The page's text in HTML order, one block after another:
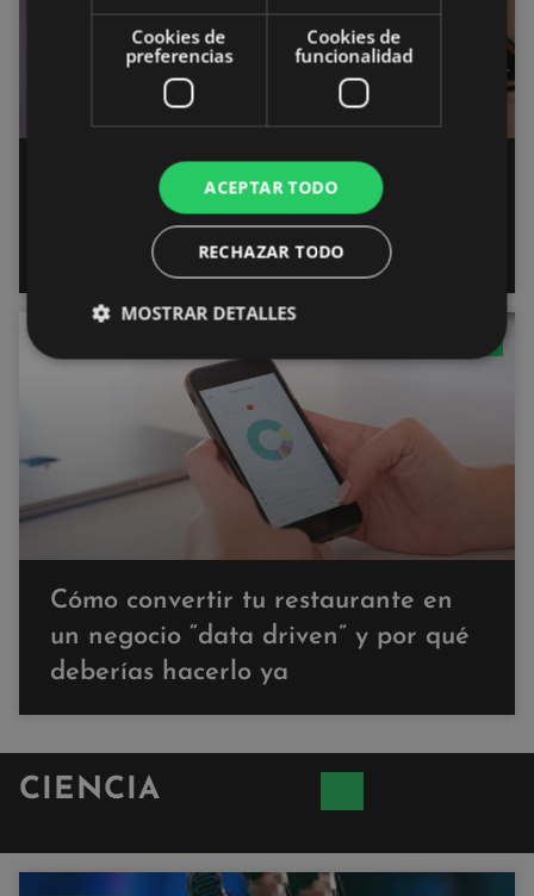
Tabletas para dibujar: ¿cuál es la
mejor para empezar en diseño
Cómo convertir tu restaurante en
un negocio “data driven” y por qué
deberías hacerlo ya
CIENCIA
Cookies de
preferencias
Cookies de
funcionalidad
ACEPTAR TODO
RECHAZAR TODO
MOSTRAR DETALLES